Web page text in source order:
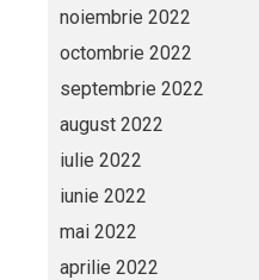
noiembrie 2022
octombrie 2022
septembrie 2022
august 2022
iulie 2022
iunie 2022
mai 2022
aprilie 2022